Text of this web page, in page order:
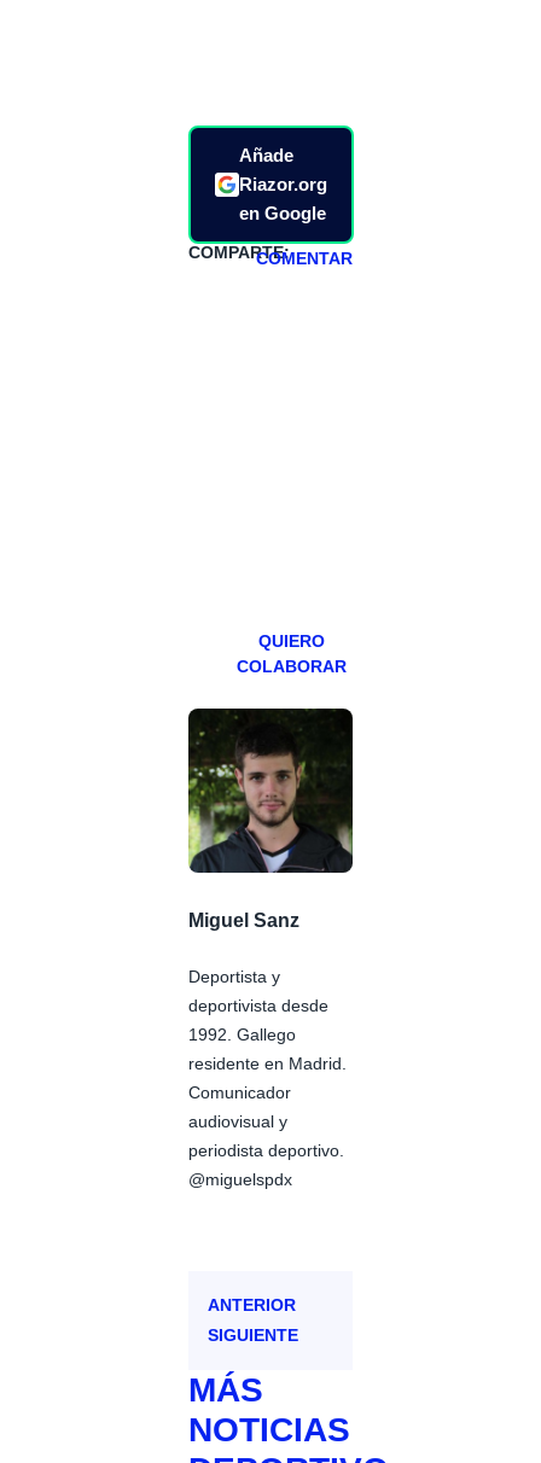
Añade
Riazor.org
en Google
COMPARTE:COMENTAR
QUIERO
COLABORAR
Miguel Sanz
Deportista y
deportivista desde
1992. Gallego
residente en Madrid.
Comunicador
audiovisual y
periodista deportivo.
@miguelspdx
ANTERIOR
SIGUIENTE
MÁS
NOTICIAS